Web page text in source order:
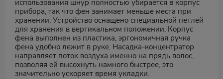
использования шнур полностью убирается в корпус
прибора, так что фен занимает меньше места при
хранении. Устройство оснащено специальной петлей
для хранения в вертикальном положении. Корпус
фена выполнен из пластика, эргономичная ручка
фена удобно лежит в руке. Насадка-концентратор
направляет поток воздуха именно на прядь волос,
позволяя ей высохнуть намного быстрее, это
значительно ускоряет время укладки.